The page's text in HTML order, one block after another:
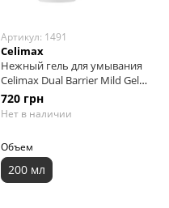
Артикул: 1491
Celimax
Нежный гель для умывания
Celimax Dual Barrier Mild Gel
Cleanser, 200 мл
720 грн
Нет в наличии
Объем
200 мл